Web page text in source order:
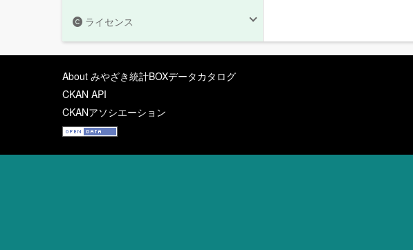
ライセンス
About みやざき統計BOXデータカタログ
CKAN API
CKANアソシエーション